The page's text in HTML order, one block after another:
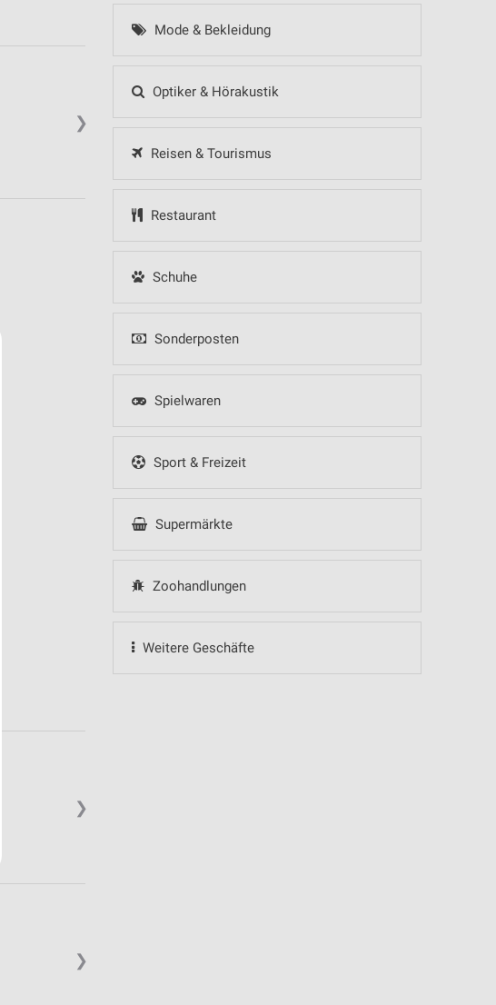
Mode & Bekleidung
Optiker & Hörakustik
Reisen & Tourismus
Restaurant
Schuhe
Sonderposten
Spielwaren
Sport & Freizeit
Supermärkte
Zoohandlungen
Weitere Geschäfte
❯
❯
❯